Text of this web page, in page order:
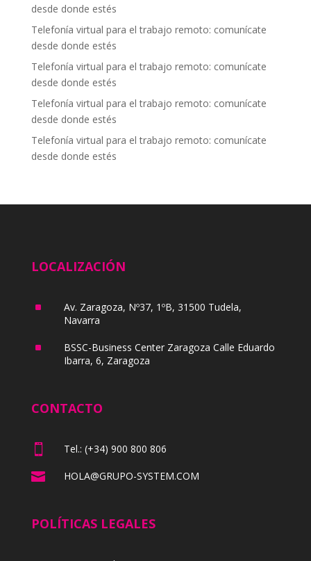
desde donde estés
Telefonía virtual para el trabajo remoto: comunícate
desde donde estés
Telefonía virtual para el trabajo remoto: comunícate
desde donde estés
Telefonía virtual para el trabajo remoto: comunícate
desde donde estés
Telefonía virtual para el trabajo remoto: comunícate
desde donde estés
LOCALIZACIÓN
^
Av. Zaragoza, Nº37, 1ºB, 31500 Tudela,
Navarra
^
BSSC-Business Center Zaragoza Calle Eduardo
Ibarra, 6, Zaragoza
CONTACTO
 Tel.: (+34) 900 800 806
 HOLA@GRUPO-SYSTEM.COM
POLÍTICAS LEGALES